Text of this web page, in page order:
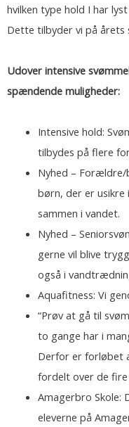
hvilken type hold I har
Dette tilbyder vi på årets
Udover intensive
spændende muligheder:
Intensive hold:
tilbydes på flere
Nyhed –
børn, der er
sammen i vandet.
Nyhed –
gerne vil blive
også i
Aquafitness: Vi
“Prøv at gå til
to gange har i
Derfor er forløbet
fordelt over de fire
Amagerbro Skole:
eleverne på